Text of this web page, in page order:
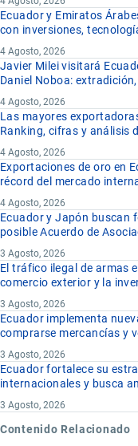
Ecuador y Emiratos
con inversiones,
4 Agosto, 2026
Javier Milei visitará
Daniel Noboa:
4 Agosto, 2026
Las mayores
Ranking, cifras y análisis
4 Agosto, 2026
Exportaciones de oro en
récord del mercado
4 Agosto, 2026
Ecuador y Japón buscan
posible Acuerdo de
3 Agosto, 2026
El tráfico ilegal de armas
comercio exterior y la
3 Agosto, 2026
Ecuador implementa
comprarse mercancías y
3 Agosto, 2026
Ecuador fortalece su
internacionales y busca
3 Agosto, 2026
Contenido Relacionado